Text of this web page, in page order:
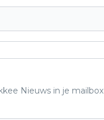
Nieuws in je mailbox